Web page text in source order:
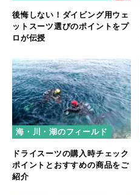
後悔しない！ダイビング用ウェ
ットスーツ選びのポイントをプ
ロが伝授
海・川・湖のフィールド
ドライスーツの購入時チェック
ポイントとおすすめの商品をご
紹介